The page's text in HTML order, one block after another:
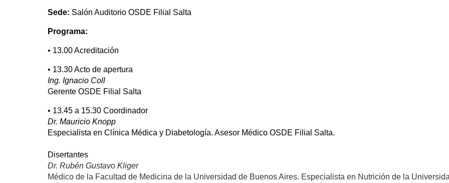
Sede: Salón Auditorio OSDE Filial Salta
Programa:
• 13.00 Acreditación
• 13.30 Acto de apertura
Ing. Ignacio Coll
Gerente OSDE Filial Salta
• 13.45 a 15.30 Coordinador
Dr. Mauricio Knopp
Especialista en Clínica Médica y Diabetología. Asesor Médico OSDE Filial Salta.
Disertantes
Dr. Rubén Gustavo Kliger
Médico de la Facultad de Medicina de la Universidad de Buenos Aires. Especialista en Nutrición de la